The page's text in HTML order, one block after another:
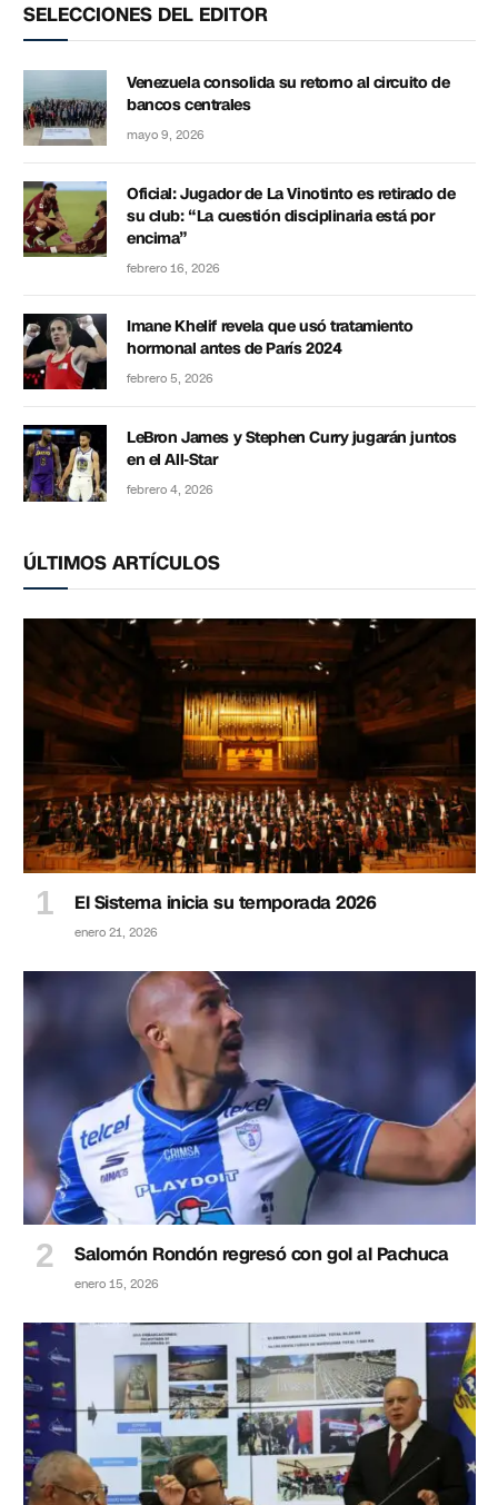
SELECCIONES DEL EDITOR
Venezuela consolida su retorno al circuito de
bancos centrales
mayo 9, 2026
Oficial: Jugador de La Vinotinto es retirado de
su club: “La cuestión disciplinaria está por
encima”
febrero 16, 2026
Imane Khelif revela que usó tratamiento
hormonal antes de París 2024
febrero 5, 2026
LeBron James y Stephen Curry jugarán juntos
en el All-Star
febrero 4, 2026
ÚLTIMOS ARTÍCULOS
El Sistema inicia su temporada 2026
enero 21, 2026
Salomón Rondón regresó con gol al Pachuca
enero 15, 2026